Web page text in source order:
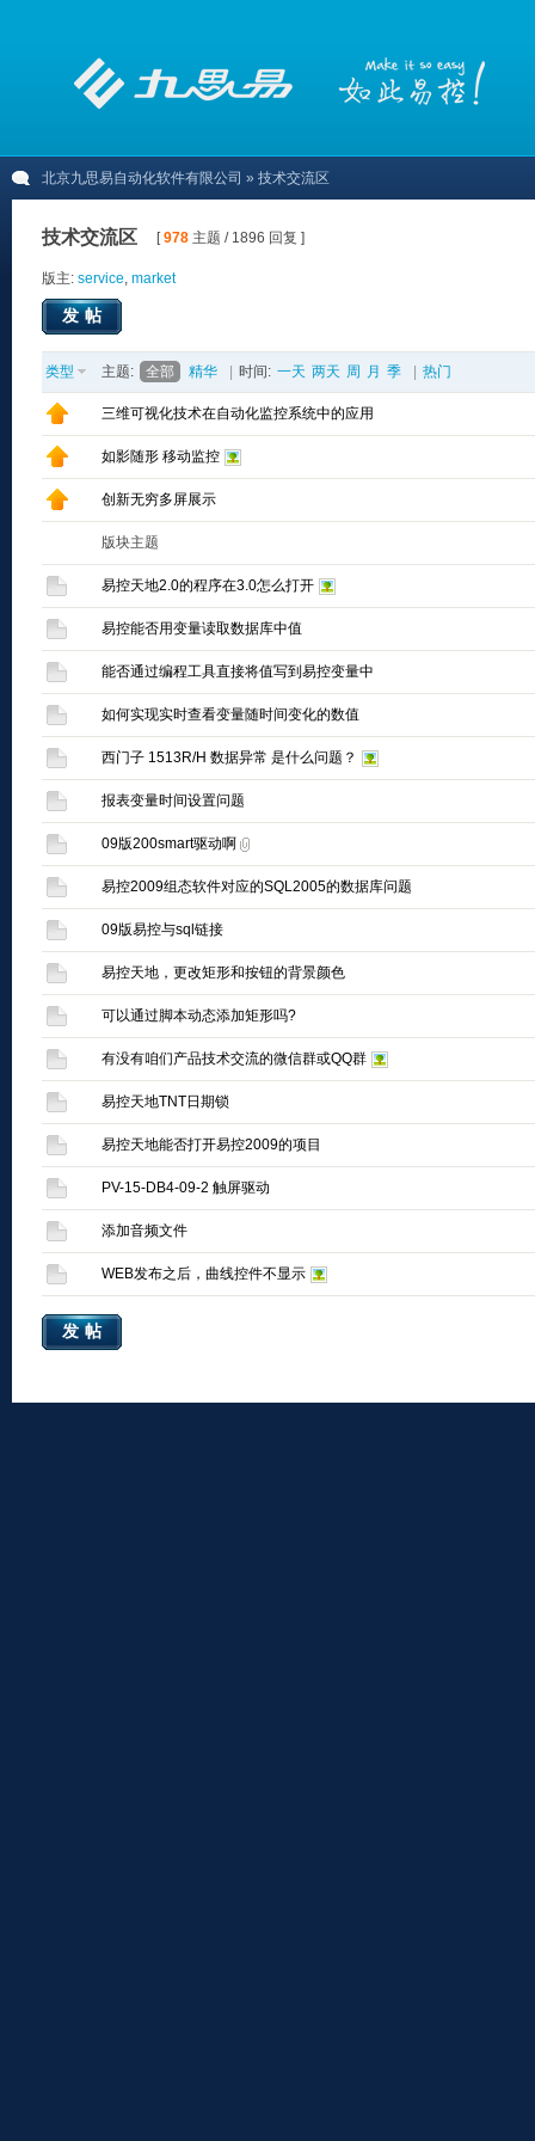
北京九思易自动化软件有限公司 » 技术交流区
技术交流区 [978 主题 / 1896 回复 ]
版主: service, market
发帖
类型 主题: 全部 精华 时间: 一天 两天 周 月 季 热门
三维可视化技术在自动化监控系统中的应用
如影随形 移动监控
创新无穷多屏展示
版块主题
易控天地2.0的程序在3.0怎么打开
易控能否用变量读取数据库中值
能否通过编程工具直接将值写到易控变量中
如何实现实时查看变量随时间变化的数值
西门子 1513R/H 数据异常 是什么问题？
报表变量时间设置问题
09版200smart驱动啊
易控2009组态软件对应的SQL2005的数据库问题
09版易控与sql链接
易控天地，更改矩形和按钮的背景颜色
可以通过脚本动态添加矩形吗?
有没有咱们产品技术交流的微信群或QQ群
易控天地TNT日期锁
易控天地能否打开易控2009的项目
PV-15-DB4-09-2 触屏驱动
添加音频文件
WEB发布之后，曲线控件不显示
发帖